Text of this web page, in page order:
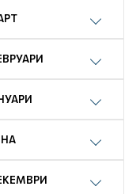
Open
Open